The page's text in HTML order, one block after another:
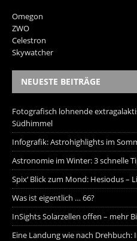
Omegon
ZWO
Celestron
Skywatcher
NEUESTE BEITRÄGE
Fotografisch lohnende
Südhimmel
Infografik: Astrohighlights im
Astronomie im Winter: 3 schnelle
Spix‘ Blick zum Mond: Hesiodus –
Was ist eigentlich … 66?
InSights Solarzellen offen – mehr
Eine Landung wie nach Drehbuch: